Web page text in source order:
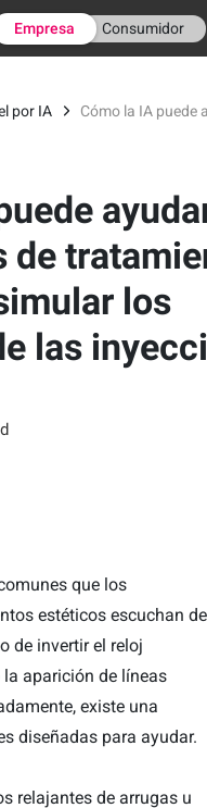
Empresa Consumidor
por IA Cómo la IA puede
de
los
las
que los
estéticos escuchan de
de invertir el reloj
aparición de líneas
existe una
diseñadas para ayudar.
relajantes de arrugas u